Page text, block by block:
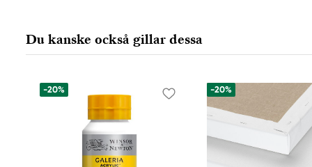
Du kanske också gillar dessa
-20% -20%